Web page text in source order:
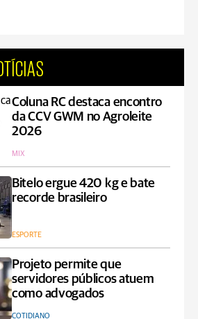
Coluna RC destaca encontro
da CCV GWM no Agroleite
2026
MIX
Bitelo ergue 420 kg e bate
recorde brasileiro
ESPORTE
Projeto permite que
servidores públicos atuem
como advogados
COTIDIANO